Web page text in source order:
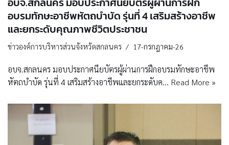
อบรมทักษะอาชีพหัตถบำบัด รุ่นที่ 4 เสริมสร้างอาชีพ
และยกระดับคุณภาพชีวิตประชาชน
ข่าวองค์การบริหารส่วนจังหวัดสกลนคร 17-กรกฎาคม-26
อบจ.สกลนคร มอบประกาศนียบัตรผู้ผ่านการฝึกอบรมทักษะอาชีพ
หัตถบำบัด รุ่นที่ 4 เสริมสร้างอาชีพและยกระดับค… Read More »